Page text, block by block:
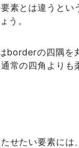
素とは違うとい
う。
borderの四隅を
常の四角よりも
せたい要素には